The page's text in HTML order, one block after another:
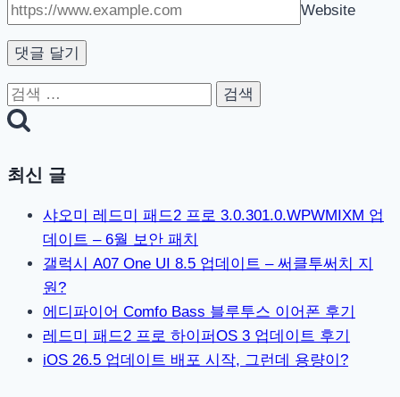
Website
검
색:
최신 글
샤오미 레드미 패드2 프로 3.0.301.0.WPWMIXM 업
데이트 – 6월 보안 패치
갤럭시 A07 One UI 8.5 업데이트 – 써클투써치 지
원?
에디파이어 Comfo Bass 블루투스 이어폰 후기
레드미 패드2 프로 하이퍼OS 3 업데이트 후기
iOS 26.5 업데이트 배포 시작, 그런데 용량이?